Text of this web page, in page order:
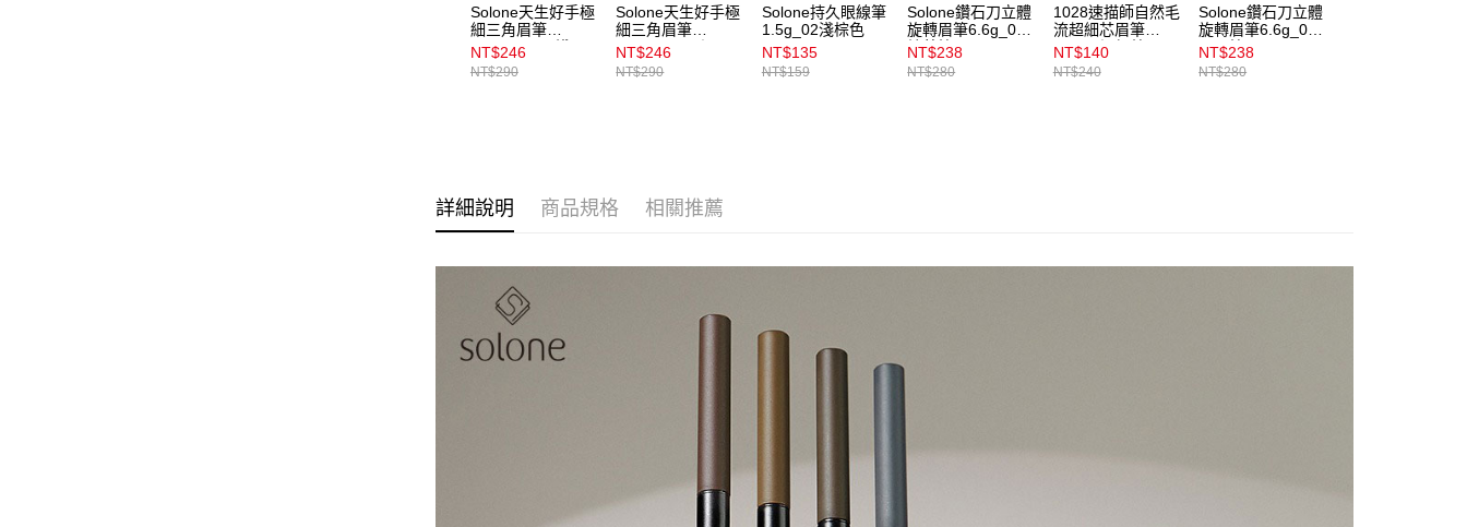
資料（包含姓名、電話或地址）提供予台灣大哥大進項蒐集、處理及利
用，由本公司與您本人進行分期帳單所需資料之確認、核對及更正。
3.完整用戶服務條款，請詳閱以下連結：
https://oppay.tw/userRule
宅配
每筆NT$100，滿NT$899(含以上)免運費
Solone天生好手極
細三角眉筆
0.07g_EX03淺栗
棕
NT$246
NT$290
Solone天生好手極
細三角眉筆
0.07g_EX04深霧
灰
NT$246
NT$290
Solone持久眼線筆
1.5g_02淺棕色
NT$135
NT$159
Solone鑽石刀立體
旋轉眉筆6.6g_02
焙茶棕
NT$238
NT$280
1028速描師自然毛
流超細芯眉筆
_BR21深褐棕
NT$140
NT$240
Solone鑽石刀立體
旋轉眉筆6.6g_03
可可棕
NT$238
NT$280
詳細說明 商品規格 相關推薦